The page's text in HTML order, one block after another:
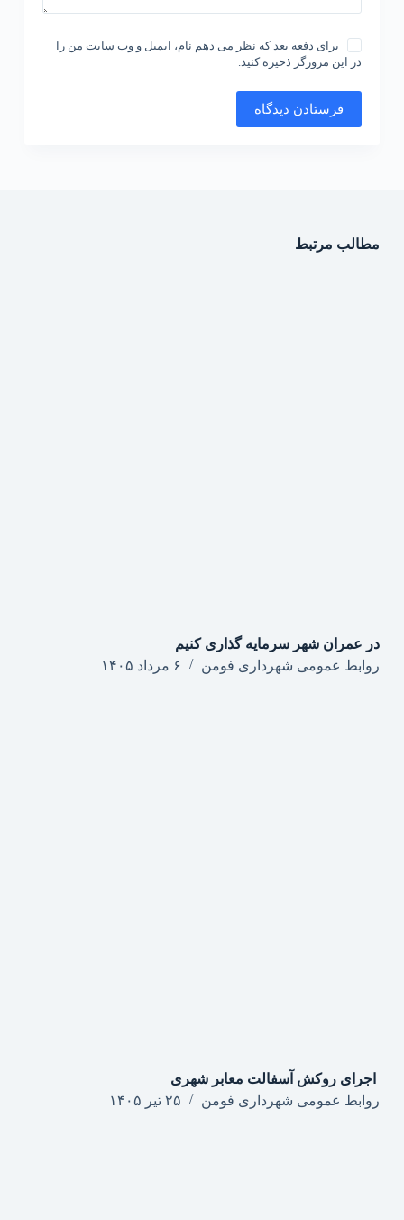
برای دفعه بعد که نظر می دهم نام، ایمیل و وب سایت من را
در این مرورگر ذخیره کنید.
فرستادن دیدگاه
مطالب مرتبط
در عمران شهر سرمایه گذاری کنیم
روابط عمومی شهرداری فومن
۶ مرداد ۱۴۰۵
روابط عمومی شهرداری فومن
۲۵ تیر ۱۴۰۵